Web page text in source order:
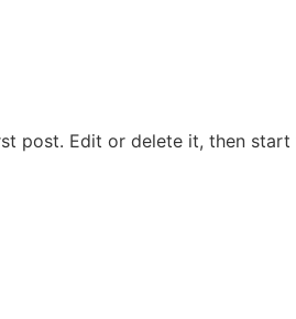
post. Edit or delete it, then start